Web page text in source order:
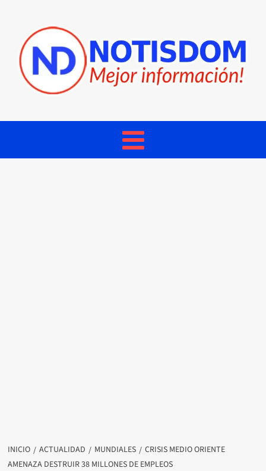
INICIO ACTUALIDAD MUNDIALES
CRISIS MEDIO ORIENTE
AMENAZA DESTRUIR 38 MILLONES DE EMPLEOS